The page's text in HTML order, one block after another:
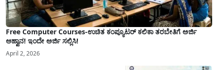
Free Computer Courses-ಉಚಿತ ಕಂಪ್ಯೂಟರ್ ಕಲಿಕಾ ತರಬೇತಿಗೆ ಅರ್ಜಿ
ಆಹ್ವಾನ! ಇಂದೇ ಅರ್ಜಿ ಸಲ್ಲಿಸಿ!
April 2, 2026